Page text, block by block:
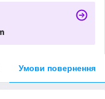
Умови повернення